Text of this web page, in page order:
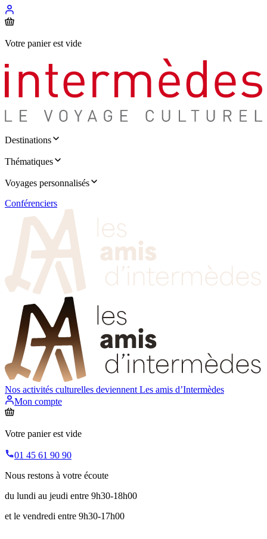
Votre panier est vide
Destinations
Thématiques
Voyages personnalisés
Conférenciers
Nos activités culturelles deviennent Les amis d’Intermèdes
Mon compte
Votre panier est vide
01 45 61 90 90
Nous restons à votre écoute
du lundi au jeudi entre 9h30-18h00
et le vendredi entre 9h30-17h00